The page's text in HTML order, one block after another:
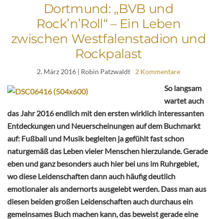
Dortmund: „BVB und
Rock’n’Roll“ – Ein Leben
zwischen Westfalenstadion und
Rockpalast
2. März 2016 | Robin Patzwaldt 2 Kommentare
So langsam
wartet auch
das Jahr 2016 endlich mit den ersten wirklich interessanten
Entdeckungen und Neuerscheinungen auf dem Buchmarkt
auf: Fußball und Musik begleiten ja gefühlt fast schon
naturgemäß das Leben vieler Menschen hierzulande. Gerade
eben und ganz besonders auch hier bei uns im Ruhrgebiet,
wo diese Leidenschaften dann auch häufig deutlich
emotionaler als andernorts ausgelebt werden. Dass man aus
diesen beiden großen Leidenschaften auch durchaus ein
gemeinsames Buch machen kann, das beweist gerade eine